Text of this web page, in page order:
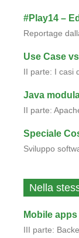
#Play14 –
Reportage
Use Case
II parte: I casi
Java
II parte:
Speciale
Sviluppo
Nella
Mobile apps
III parte: